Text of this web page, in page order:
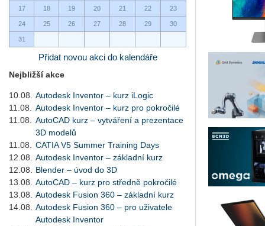
17 18 19 20 21 22 23
24 25 26 27 28 29 30
31
Přidat novou akci do kalendáře
Nejbližší akce
10.08.
Autodesk Inventor – kurz iLogic
11.08.
Autodesk Inventor – kurz pro pokročilé
11.08.
AutoCAD kurz – vytváření a prezentace
3D modelů
11.08.
CATIA V5 Summer Training Days
12.08.
Autodesk Inventor – základní kurz
12.08.
Blender – úvod do 3D
13.08.
AutoCAD – kurz pro středně pokročilé
13.08.
Autodesk Fusion 360 – základní kurz
14.08.
Autodesk Fusion 360 – pro uživatele
Autodesk Inventor